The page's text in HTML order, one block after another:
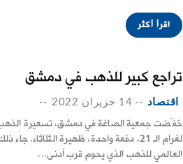
اقرأ أكثر
تراجع كبير للذهب في دمشق
اقتصاد -- 14 حزيران 2022 --
لغرام الـ 21، دفعة واحدة، ظهيرة
العالمي للذهب الذي يحوم قرب أدنى...